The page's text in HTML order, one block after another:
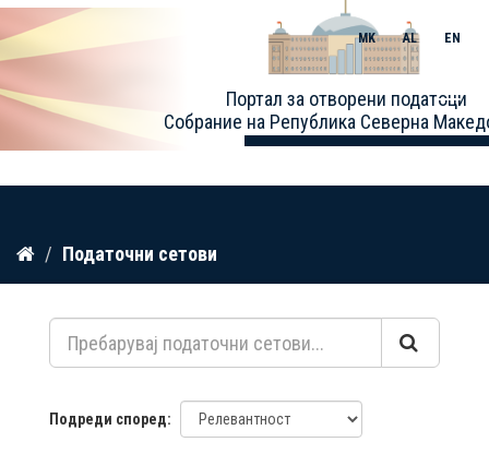
Прескокнете
содржина
Портал за отворени податоци
Собрание на Република Северна
MK AL EN
Toggle
Податочни сетови
Подреди според